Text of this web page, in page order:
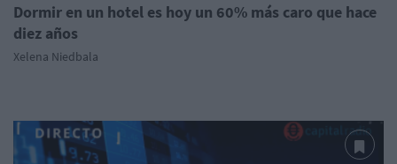
Dormir en un hotel es hoy un 60% más caro que hace
diez años
Xelena Niedbala